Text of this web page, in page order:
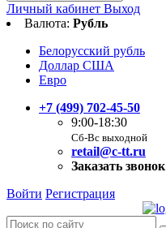
Личный кабинет Выход
Валюта: Рубль
Белорусский рубль
Доллар США
Евро
+7 (499) 702-45-50
9:00-18:30
Сб-Вс выходной
retail@c-tt.ru
Заказать звонок
Войти Регистрация